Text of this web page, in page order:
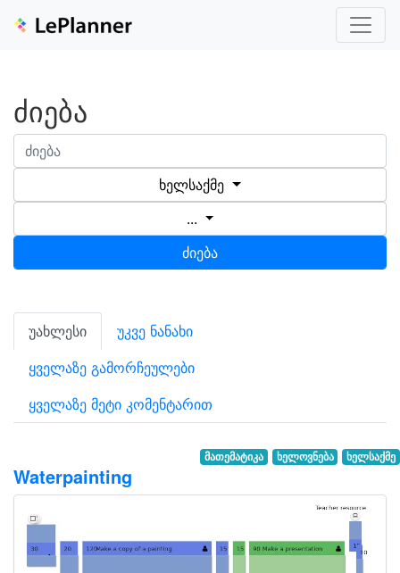
ძიება
ხელსაქმე
...
ძიება
უახლესი უკვე ნანახი
ყველაზე გამორჩეულები
ყველაზე მეტი კომენტარით
მათემატიკა ხელოვნება ხელსაქმე
Waterpainting